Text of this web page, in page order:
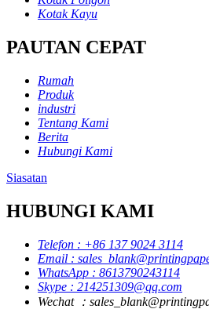
Kotak Kayu
PAUTAN CEPAT
Rumah
Produk
industri
Tentang Kami
Berita
Hubungi Kami
Siasatan
HUBUNGI KAMI
Telefon : +86 137 9024 3114
Email :
WhatsApp : 8613790243114
Skype : 214251309@qq.com
Wechat ：